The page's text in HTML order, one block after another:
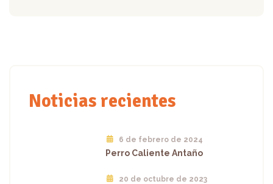
Noticias recientes
6 de febrero de 2024
Perro Caliente Antaño
20 de octubre de 2023